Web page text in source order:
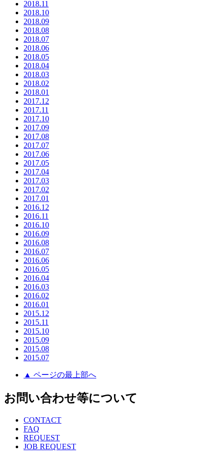
2018.11
2018.10
2018.09
2018.08
2018.07
2018.06
2018.05
2018.04
2018.03
2018.02
2018.01
2017.12
2017.11
2017.10
2017.09
2017.08
2017.07
2017.06
2017.05
2017.04
2017.03
2017.02
2017.01
2016.12
2016.11
2016.10
2016.09
2016.08
2016.07
2016.06
2016.05
2016.04
2016.03
2016.02
2016.01
2015.12
2015.11
2015.10
2015.09
2015.08
2015.07
▲ ページの最上部へ
お問い合わせ等について
CONTACT
FAQ
REQUEST
JOB REQUEST